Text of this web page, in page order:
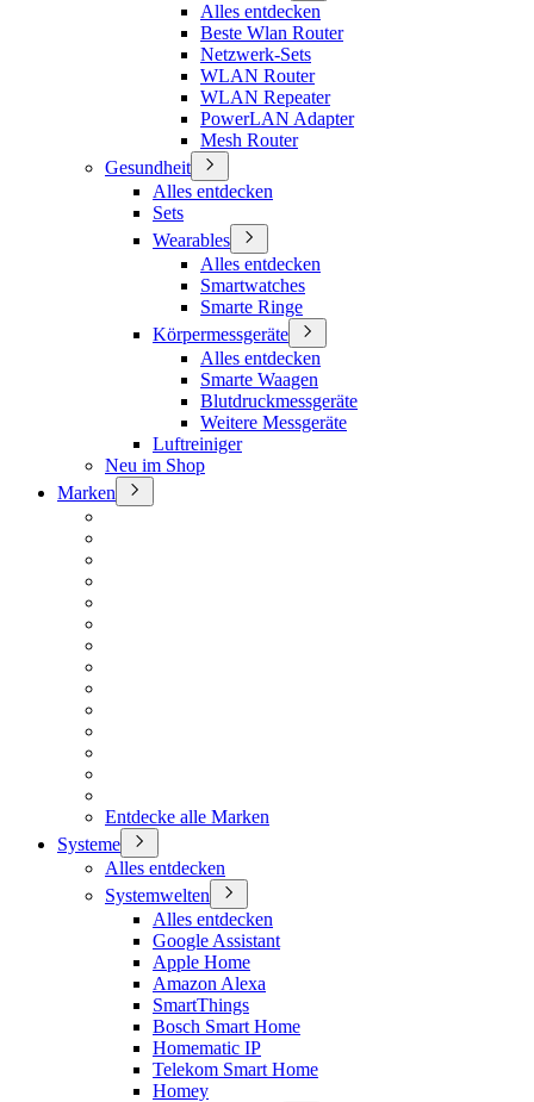
Alles entdecken
Beste Wlan Router
Netzwerk-Sets
WLAN Router
WLAN Repeater
PowerLAN Adapter
Mesh Router
Gesundheit
Alles entdecken
Sets
Wearables
Alles entdecken
Smartwatches
Smarte Ringe
Körpermessgeräte
Alles entdecken
Smarte Waagen
Blutdruckmessgeräte
Weitere Messgeräte
Luftreiniger
Neu im Shop
Marken
Entdecke alle Marken
Systeme
Alles entdecken
Systemwelten
Alles entdecken
Google Assistant
Apple Home
Amazon Alexa
SmartThings
Bosch Smart Home
Homematic IP
Telekom Smart Home
Homey